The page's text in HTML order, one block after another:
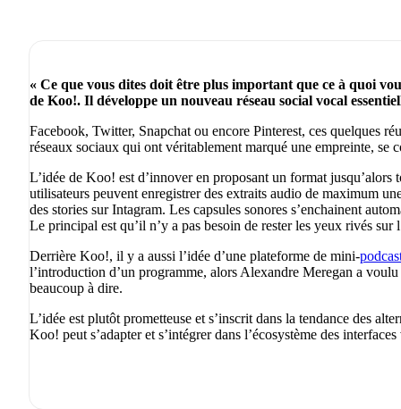
« Ce que vous dites doit être plus important que ce à quoi
de Koo!. Il développe un nouveau réseau social vocal
Facebook, Twitter, Snapchat ou encore Pinterest, ces quelques
réseaux sociaux qui ont véritablement marqué une empreinte, se
L’idée de Koo! est d’innover en proposant un format
utilisateurs peuvent enregistrer des extraits audio de maximum
des stories sur Intagram. Les capsules sonores s’enchainent
Le principal est qu’il n’y a pas besoin de rester les yeux rivés sur
Derrière Koo!, il y a aussi l’idée d’une plateforme de mini-
l’introduction d’un programme, alors Alexandre Meregan a
beaucoup à dire.
L’idée est plutôt prometteuse et s’inscrit dans la tendance des
Koo! peut s’adapter et s’intégrer dans l’écosystème des